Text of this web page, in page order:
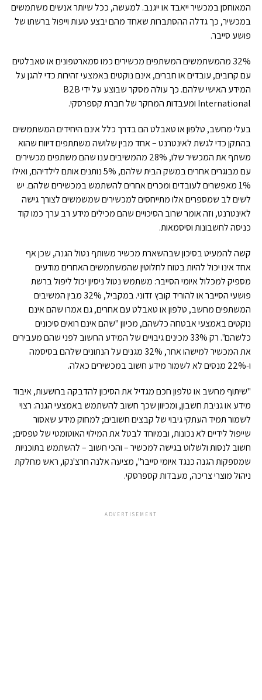
המאוחסן במכשיר ייאבד או ייגנב. למעשה, ככל שיותר אנשים משתמשים
במכשיר, כך גדלה ההסתברות שאחד מהם יבצע טעות וייפול ברשתו של
פושע סייבר.
32% מהמשתמשים המשתפים מכשירים כמו סמארטפונים או טאבלטים
עם קרובים, עובדים או חברים, אינם נוקטים באמצעי זהירות כדי להגן על
המידע האישי שלהם. כך עולה מסקר שבוצע על ידי B2B
International ומעבדות המחקר של חברת קספרסקי.
בעלי מחשב, טלפון או טאבלט הם בדרך כלל אינם היחידים המשתמשים
בהתקן כדי לגשת לאינטרנט – אחד מבין שלושה משתתפים דיווח שהוא
משתף את המכשיר שלו, 28% מהמשיבים ענו שהם משתפים מכשירים
עם מבוגרים אחרים במשק הבית שלהם, 5% נותנים אותם לילדיהם, ואילו
1% מאפשרים לעובדים ומכרים אחרים להשתמש במכשירים שלהם. יש
לשים לב שמספרים אלו מתייחסים למכשירים שמשמשים לצורך גישה
לאינטרנט, וזה אומר שרוב הסיכויים שהם מכילים מידע רב ערך כמו קוד
כניסה לחשבונות וסיסמאות.
קשה להמעיט בסיכון שבהשארת מכשיר משותף נטול הגנה, שכן אף
אחד אינו יכול להיות בטוח לחלוטין שהמשתמשים האחרים מודעים
מספיק למכלול איומי הסייבר: משתמש נטול ניסיון יכול ליפול ברשת
פושעי הסייבר או להוריד קובץ זדוני. במקביל, 32% מבין המשיבים
המשתפים מחשב, טלפון או טאבלט עם אחרים, גם אמרו שהם אינם
נוקטים באמצעי אבטחה כלשהם, מכיוון "שהם אינם רואים סיכונים
כלשהם". רק 33% מכינים גיבויים של המידע החשוב לפני שהם מעבירים
את המכשיר למישהו אחר, 32% מגנים על הנתונים שלהם בסיסמה
ו-22% מנסים לא לשמור מידע חשוב במכשירים כאלה.
"שיתוף מחשב או טלפון חכם מגדיל את הסיכון להדבקה ברושעות, איבוד
מידע או גניבת חשבון, ומכיוון שכך חשוב להשתמש באמצעי הגנה: רצוי
לשמור תמיד העתקי גיבוי של קבצים חשובים; למחוק מידע שאסור
שייפול לידיים לא נכונות, ובמיוחד לבטל את המילוי האוטומטי של טפסים;
חשוב לנסות ולשלוט בגישה למכשיר – והכי חשוב – להשתמש בתוכניות
שמספקות הגנה כנגד איומי סייבר", מציעה אלנה חרצ'נקו, ראש מחלקת
ניהול מוצרי צריכה, מעבדות קספרסקי.
ADVERTISEMENT